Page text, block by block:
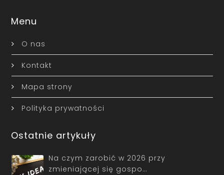
Menu
O nas
Kontakt
Mapa strony
Polityka prywatności
Ostatnie artykuły
Na czym zarobić w 2026 przy
zmieniającej się gospo…